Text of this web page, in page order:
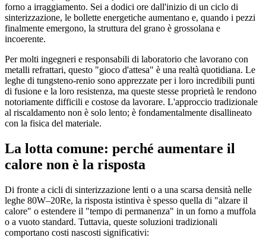
forno a irraggiamento. Sei a dodici ore dall'inizio di un ciclo di
sinterizzazione, le bollette energetiche aumentano e, quando i pezzi
finalmente emergono, la struttura del grano è grossolana e
incoerente.
Per molti ingegneri e responsabili di laboratorio che lavorano con
metalli refrattari, questo "gioco d'attesa" è una realtà quotidiana. Le
leghe di tungsteno-renio sono apprezzate per i loro incredibili punti
di fusione e la loro resistenza, ma queste stesse proprietà le rendono
notoriamente difficili e costose da lavorare. L'approccio tradizionale
al riscaldamento non è solo lento; è fondamentalmente disallineato
con la fisica del materiale.
La lotta comune: perché aumentare il
calore non è la risposta
Di fronte a cicli di sinterizzazione lenti o a una scarsa densità nelle
leghe 80W–20Re, la risposta istintiva è spesso quella di "alzare il
calore" o estendere il "tempo di permanenza" in un forno a muffola
o a vuoto standard. Tuttavia, queste soluzioni tradizionali
comportano costi nascosti significativi: